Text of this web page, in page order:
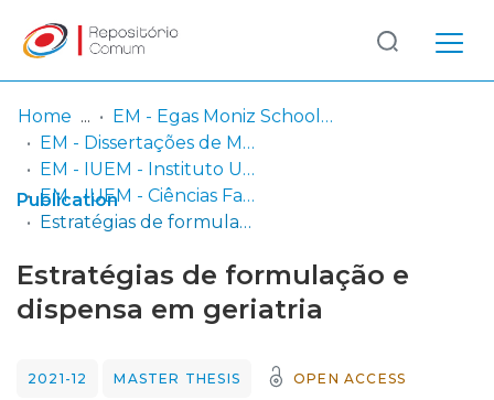
Communities
& Collections
Browse repository
Log
In
(current)
Home
EM - Egas Moniz School of Health & Science
EM - Dissertações de Mestrado
EM - IUEM - Instituto Universitário Egas Moniz
EM - IUEM - Ciências Farmacêuticas
Estratégias de formulação e dispensa em geriatria
Publication
Estratégias de formulação e
dispensa em geriatria
2021-12 MASTER THESIS OPEN ACCESS